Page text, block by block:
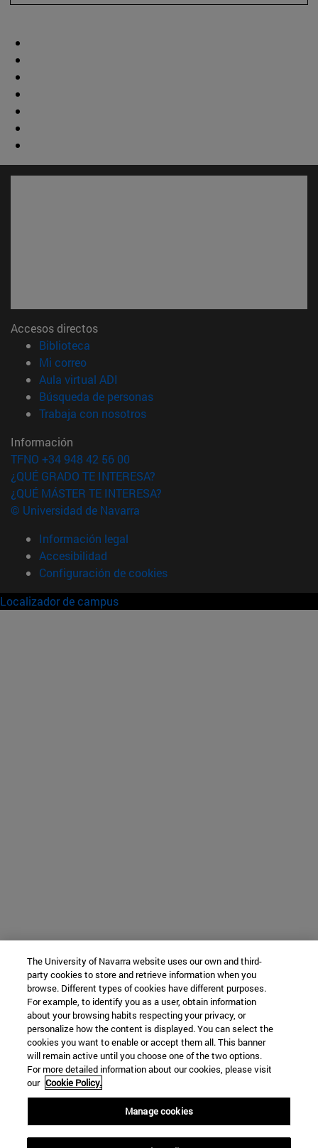
Accesos directos
Biblioteca
Mi correo(abre en nueva ventana)
Aula virtual ADI
Búsqueda de personas(abre en nueva ventana)
Trabaja con nosotros(abre en nueva ventana)
Información
TFNO +34 948 42 56 00
¿QUÉ GRADO TE INTERESA?
¿QUÉ MÁSTER TE INTERESA?
© Universidad de Navarra
Información legal
Accesibilidad
Configuración de cookies
Localizador de campus
The University of Navarra website uses our own and third-
party cookies to store and retrieve information when you
browse. Different types of cookies have different purposes.
For example, to identify you as a user, obtain information
about your browsing habits respecting your privacy, or
personalize how the content is displayed. You can select the
cookies you want to enable or accept them all. This banner
will remain active until you choose one of the two options.
For more detailed information about our cookies, please visit
our Cookie Policy.
Manage cookies